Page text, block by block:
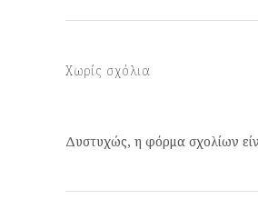
Χωρίς σχόλια
Δυστυχώς, η φόρμα σχολίων